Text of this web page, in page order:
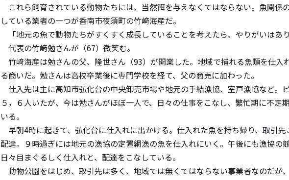
これら飼育されている動物たちには、当然餌を与えなくてはならない。魚関係
している業者の一つが香南市夜須町の竹﨑海産だ。
「地元の魚で動物たちがすくすく成長していることを考えたら、やりがいはあり
代表の竹﨑勉さんが（67）微笑む。
竹﨑海産は勉さんの父、隆世さん（93）が開業した。地域で捕れる魚類を仕入
る商いだ。勉さんは高校卒業後に専門学校を経て、父の商売に加わった。
仕入先は主に高知市弘化台の中央卸売市場や地元の手結漁協、室戸漁協など。
５，６人いたが、今は勉さんがほぼ一人で、日々の仕事をこなし、繁忙期に不定
いる。
早朝4時に起きて、弘化台に仕入れに出かける。仕入れた魚を持ち帰り、取引先
配達。９時過ぎには地元の漁協の定置網漁の魚を仕入れにいく。午後にも漁協の
日々目まぐるしく仕入れと、配達をこなしている。
動物公園をはじめ、取引先は多く、地域では無くてはならない事業者なのだが